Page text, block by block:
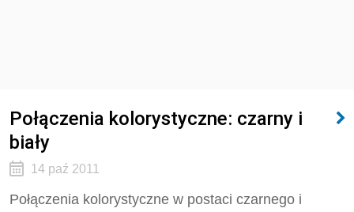
Połączenia kolorystyczne: czarny i
biały
14 paź 2011
Połączenia kolorystyczne w postaci czarnego i